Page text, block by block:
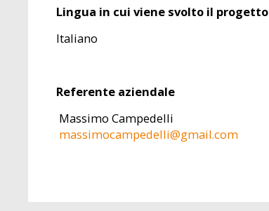
Lingua in cui viene svolto il progetto
Italiano
Referente aziendale
Massimo Campedelli
massimocampedelli@gmail.com